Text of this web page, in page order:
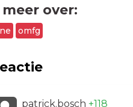
meer over:
omfg
patrick.bosch +118